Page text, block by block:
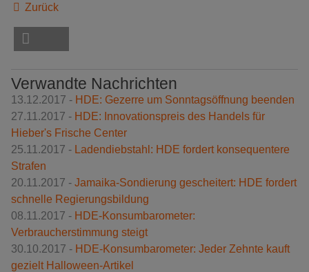
Zurück
Verwandte Nachrichten
13.12.2017 - HDE: Gezerre um Sonntagsöffnung beenden
27.11.2017 - HDE: Innovationspreis des Handels für
Hieber's Frische Center
25.11.2017 - Ladendiebstahl: HDE fordert konsequentere
Strafen
20.11.2017 - Jamaika-Sondierung gescheitert: HDE fordert
schnelle Regierungsbildung
08.11.2017 - HDE-Konsumbarometer:
Verbraucherstimmung steigt
30.10.2017 - HDE-Konsumbarometer: Jeder Zehnte kauft
gezielt Halloween-Artikel